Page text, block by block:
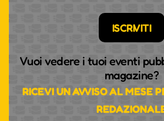
ISCRIVITI
Vuoi vedere i tuoi eventi
magazine?
RICEVI UN AVVISO AL MESE